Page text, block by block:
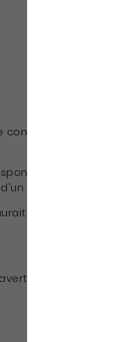
aucun
et vérifiés,
virus sur son site.
garantir
préalablement